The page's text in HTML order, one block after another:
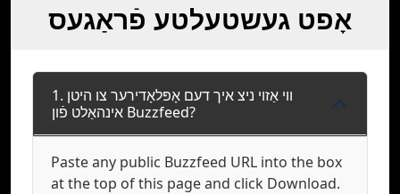
אָפט געשטעלטע פֿראַגעס
1. ווי אַזוי ניצ איך דעם אָפּלאָדירער צו היטן
אינהאַלט פֿון Buzzfeed?
Paste any public Buzzfeed URL into the box
at the top of this page and click Download.